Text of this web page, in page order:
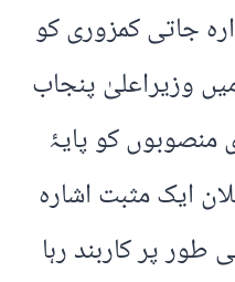
جاتی کمزوری کو
وزیراعلیٰ پنجاب
کو پایۂ
ایک مثبت اشارہ
پر کاربند رہا